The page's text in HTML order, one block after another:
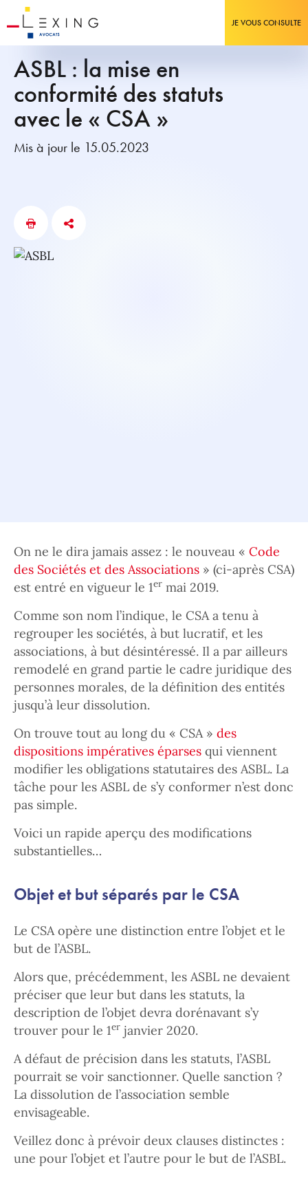
JE VOUS CONSULTE
ASBL : la mise en
conformité des statuts
avec le « CSA »
Mis à jour le 15.05.2023
On ne le dira jamais assez : le nouveau « Code
des Sociétés et des Associations » (ci-après CSA)
est entré en vigueur le 1er mai 2019.
Comme son nom l’indique, le CSA a tenu à
regrouper les sociétés, à but lucratif, et les
associations, à but désintéressé. Il a par ailleurs
remodelé en grand partie le cadre juridique des
personnes morales, de la définition des entités
jusqu’à leur dissolution.
On trouve tout au long du « CSA » des
dispositions impératives éparses qui viennent
modifier les obligations statutaires des ASBL. La
tâche pour les ASBL de s’y conformer n’est donc
pas simple.
Voici un rapide aperçu des modifications
substantielles…
Objet et but séparés par le CSA
Le CSA opère une distinction entre l’objet et le
but de l’ASBL.
Alors que, précédemment, les ASBL ne devaient
préciser que leur but dans les statuts, la
description de l’objet devra dorénavant s’y
trouver pour le 1er janvier 2020.
A défaut de précision dans les statuts, l’ASBL
pourrait se voir sanctionner. Quelle sanction ?
La dissolution de l’association semble
envisageable.
Veillez donc à prévoir deux clauses distinctes :
une pour l’objet et l’autre pour le but de l’ASBL.